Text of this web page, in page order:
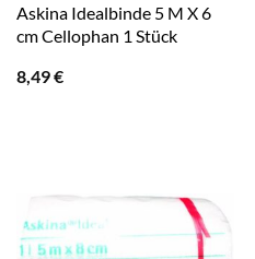
Askina Idealbinde 5 M X 6
cm Cellophan 1 Stück
8,49€